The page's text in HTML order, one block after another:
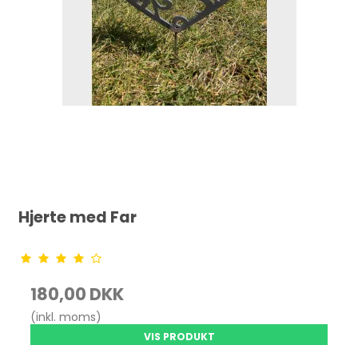
Hjerte med Far
180,00 DKK
(inkl. moms)
VIS PRODUKT